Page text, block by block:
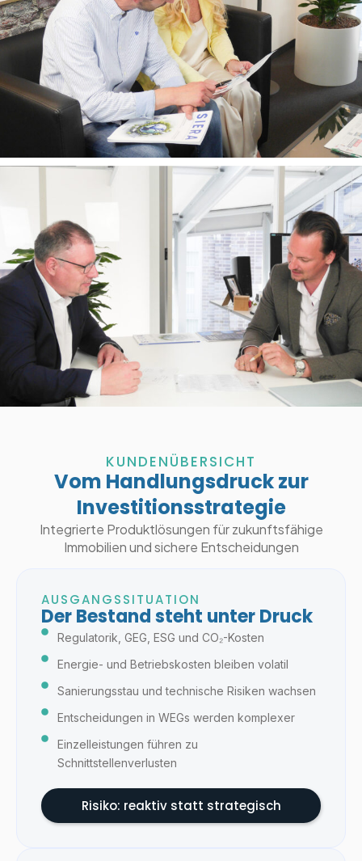
KUNDENÜBERSICHT
Vom Handlungsdruck zur
Investitionsstrategie
Integrierte Produktlösungen für zukunftsfähige
Immobilien und sichere Entscheidungen
AUSGANGSSITUATION
Der Bestand steht unter Druck
Regulatorik, GEG, ESG und CO₂-Kosten
Energie- und Betriebskosten bleiben volatil
Sanierungsstau und technische Risiken wachsen
Entscheidungen in WEGs werden komplexer
Einzelleistungen führen zu
Schnittstellenverlusten
Risiko: reaktiv statt strategisch